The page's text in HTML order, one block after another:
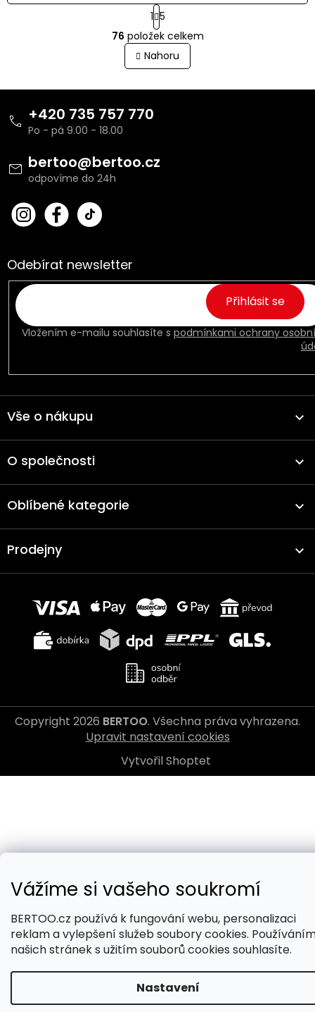
Vážíme si vašeho soukromí
BERTOO.cz používá k fungování webu, personalizaci
reklam a vylepšení služeb soubory cookies.
našich stránek s užitím souborů cookies souhlasíte.
Nastavení
O
v
l
á
v
S
t
r
á
n
k
v
1 5
76 položek celkem
Nahoru
Z
bertoo@bertoo.cz
+420 735 757 770
bert
oo_
Fac
ebo
Odebírat newsletter
Vložením e-mailu souhlasíte s podmínkami ochrany
Přihlásit se
Vše o nákupu
O společnosti
Oblíbené kategorie
Prodejny
Vytvořil Shoptet
Copyright 2026 BERTOO. Všechna práva vyhrazena.
Upravit nastavení cookies